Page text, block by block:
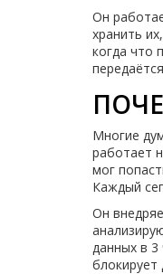
Он
хранить
когда что
Многие
работает
мог
Каждый
Он
данных в
блокирует